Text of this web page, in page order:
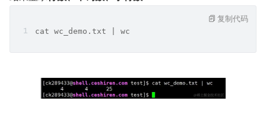
cat wc_demo.txt | wc
复制代码